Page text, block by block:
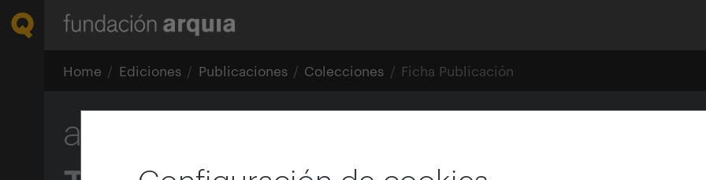
Home Ediciones Publicaciones Colecciones Ficha Publicación
arquia/contextos 7